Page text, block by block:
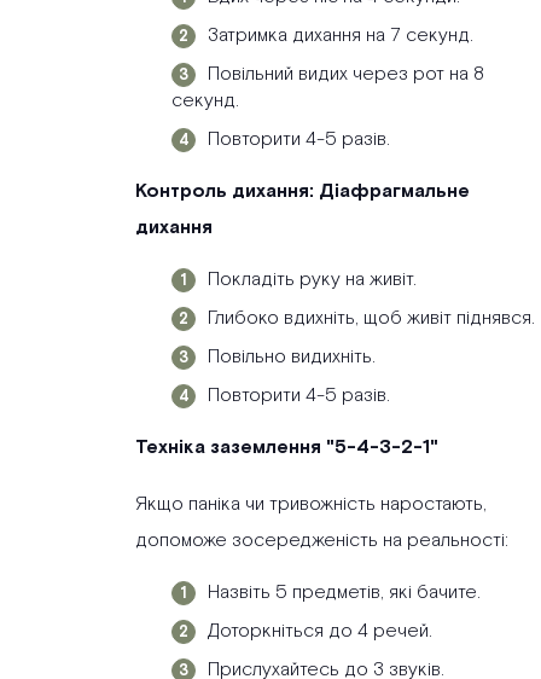
Затримка дихання на 7 секунд.
Повільний видих через рот на 8
секунд.
Повторити 4-5 разів.
Контроль дихання: Діафрагмальне
дихання
Покладіть руку на живіт.
Глибоко вдихніть, щоб живіт піднявся.
Повільно видихніть.
Повторити 4-5 разів.
Техніка заземлення "5-4-3-2-1"
Якщо паніка чи тривожність наростають,
допоможе зосередженість на реальності:
Назвіть 5 предметів, які бачите.
Доторкніться до 4 речей.
Прислухайтесь до 3 звуків.